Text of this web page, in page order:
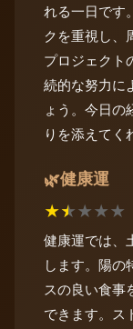
れる一日です
クを重視し、
プロジェクト
続的な努力に
ょう。今日の
りを添えてく
🌿健康運
★★★★★
健康運では、
します。陽の
スの良い食事
できます。ス